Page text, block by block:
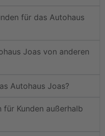
für das Autohaus
Joas von anderen
Autohaus Joas?
Kunden außerhalb